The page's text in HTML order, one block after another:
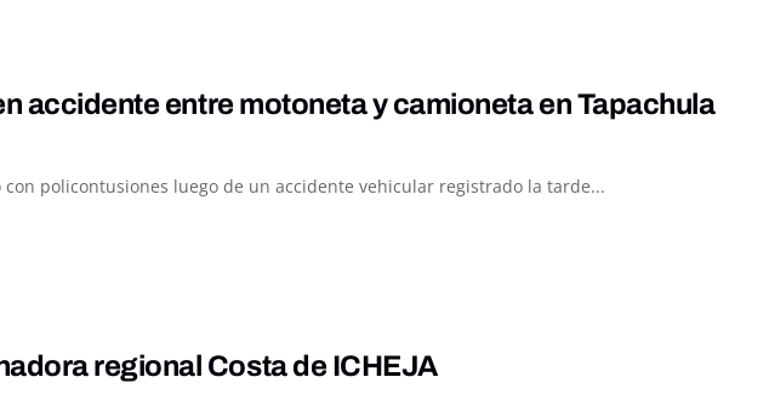
accidente entre motoneta y camioneta en Tapachula
policontusiones luego de un accidente vehicular registrado la tarde...
regional Costa de ICHEJA